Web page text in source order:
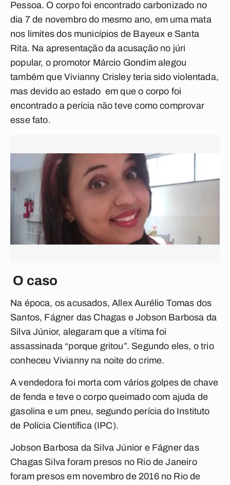
Pessoa. O corpo foi encontrado carbonizado no
dia 7 de novembro do mesmo ano, em uma mata
nos limites dos municípios de Bayeux e Santa
Rita. Na apresentação da acusação no júri
popular, o promotor Márcio Gondim alegou
também que Vivianny Crisley teria sido violentada,
mas devido ao estado em que o corpo foi
encontrado a perícia não teve como comprovar
esse fato.
O caso
Na época, os acusados, Allex Aurélio Tomas dos
Santos, Fágner das Chagas e Jobson Barbosa da
Silva Júnior, alegaram que a vítima foi
assassinada “porque gritou”. Segundo eles, o trio
conheceu Vivianny na noite do crime.
A vendedora foi morta com vários golpes de chave
de fenda e teve o corpo queimado com ajuda de
gasolina e um pneu, segundo perícia do Instituto
de Polícia Científica (IPC).
Jobson Barbosa da Silva Júnior e Fágner das
Chagas Silva foram presos no Rio de Janeiro
foram presos em novembro de 2016 no Rio de